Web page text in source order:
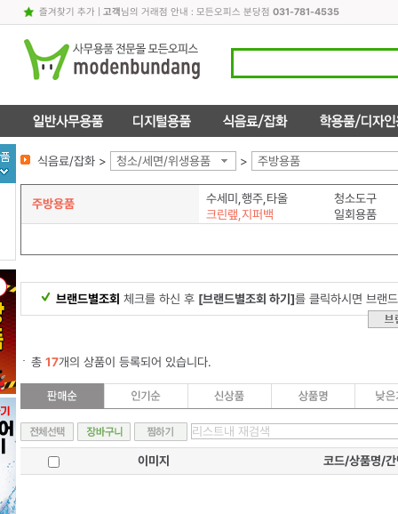
즐겨찾기 추가| 고객님의 거래점 안내 : 모든오피스 분당점 031-781-4535
식음료/잡화 > 청소/세면/위생용품 > 주방용품
주방용품 수세미,행주,타올
청소도구
크린랲,지퍼백
일회용품
브랜드별조회 체크를 하신 후 [브랜드별조회 하기]를 클릭하시면 브랜
총 17개의 상품이 등록되어 있습니다.
이미지 코드/상품명/간